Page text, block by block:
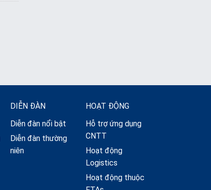
DIỄN ĐÀN
Diễn đàn nổi bật
Diễn đàn thường
niên
HOẠT ĐỘNG
Hỗ trợ ứng dụng
CNTT
Hoạt động
Logistics
Hoạt động thuộc